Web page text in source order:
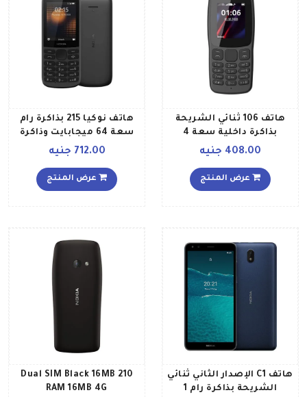
هاتف 106 ثنائي الشريحة
بذاكرة داخلية سعة 4
408.00 جنيه
عرض المنتج
هاتف نوكيا 215 بذاكرة رام
سعة 64 ميجابايت وذاكرة
داخلية سعة 128 ميجابايت
الإمارات العربية المتحدة،
712.00 جنيه
عرض المنتج
هاتف C1 الإصدار الثاني ثنائي
الشريحة بذاكرة رام 1
210 Dual SIM Black 16MB
RAM 16MB 4G